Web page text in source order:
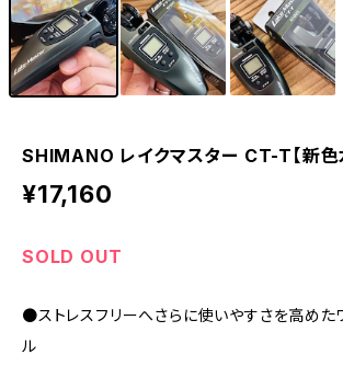
SHIMANO レイクマスター CT-T【新色
¥17,160
SOLD OUT
●ストレスフリーへさらに使いやすさを高めた
ル